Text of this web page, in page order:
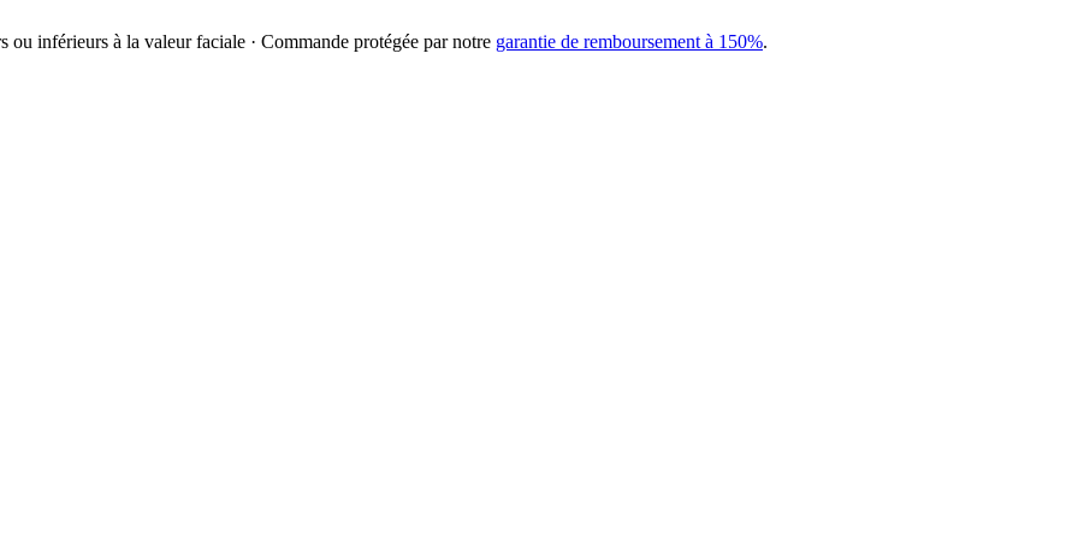
inférieurs à la valeur faciale · Commande protégée par notre garantie de remboursement à 150%.